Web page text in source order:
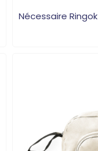
Nécessaire Ringok